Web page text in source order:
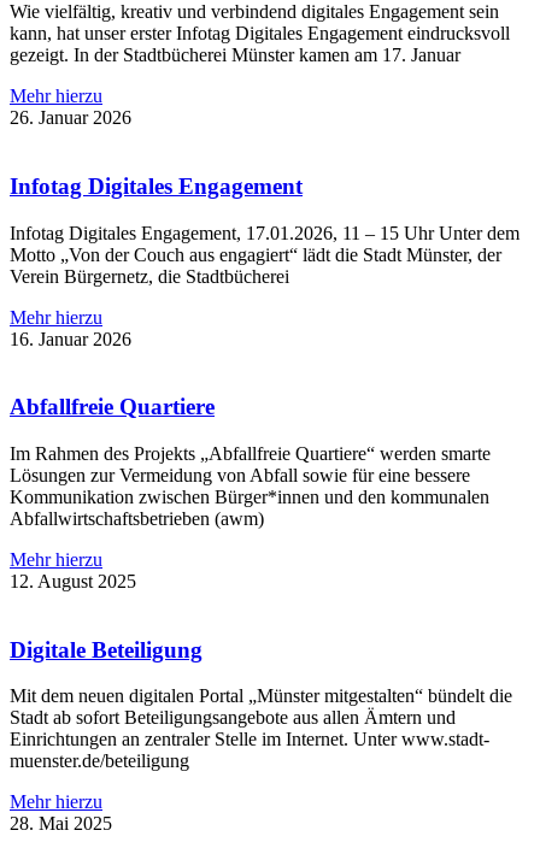
Wie vielfältig, kreativ und verbindend digitales Engagement sein
kann, hat unser erster Infotag Digitales Engagement eindrucksvoll
gezeigt. In der Stadtbücherei Münster kamen am 17. Januar
Mehr hierzu
26. Januar 2026
Infotag Digitales Engagement
Infotag Digitales Engagement, 17.01.2026, 11 – 15 Uhr Unter dem
Motto „Von der Couch aus engagiert“ lädt die Stadt Münster, der
Verein Bürgernetz, die Stadtbücherei
Mehr hierzu
16. Januar 2026
Abfallfreie Quartiere
Im Rahmen des Projekts „Abfallfreie Quartiere“ werden smarte
Lösungen zur Vermeidung von Abfall sowie für eine bessere
Kommunikation zwischen Bürger*innen und den kommunalen
Abfallwirtschaftsbetrieben (awm)
Mehr hierzu
12. August 2025
Digitale Beteiligung
Mit dem neuen digitalen Portal „Münster mitgestalten“ bündelt die
Stadt ab sofort Beteiligungsangebote aus allen Ämtern und
Einrichtungen an zentraler Stelle im Internet. Unter www.stadt-
muenster.de/beteiligung
Mehr hierzu
28. Mai 2025